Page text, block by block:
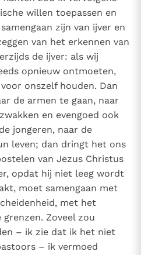
willen toepassen en
zijn van ijver en
van het erkennen van
de ijver: als wij
opnieuw ontmoeten,
onszelf houden. Dan
de armen te gaan, naar
en evengoed ook
jongeren, naar de
leven; dan dringt het ons
van Jezus Christus
opdat hij niet leeg wordt
moet samengaan met
met het
grenzen. Zoveel zou
– ik zie dat ik het niet
– ik vermoed